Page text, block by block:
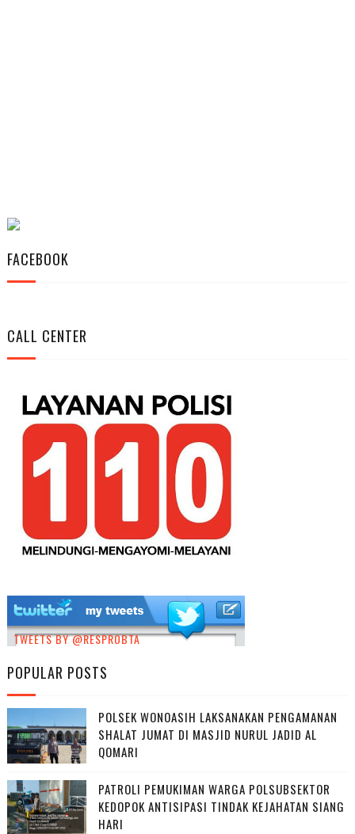
FACEBOOK
CALL CENTER
TWEETS BY @RESPROBTA
POPULAR POSTS
POLSEK WONOASIH LAKSANAKAN PENGAMANAN
SHALAT JUMAT DI MASJID NURUL JADID AL
QOMARI
PATROLI PEMUKIMAN WARGA POLSUBSEKTOR
KEDOPOK ANTISIPASI TINDAK KEJAHATAN SIANG
HARI